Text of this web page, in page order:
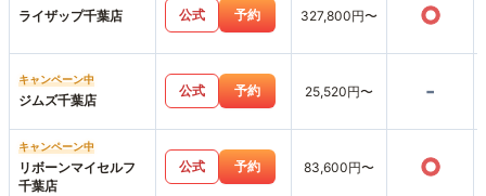
ライザップ千葉店 公式 予約 327,800円〜 ○
キャンペーン中
ジムズ千葉店
公式 予約 25,520円〜 -
キャンペーン中
リボーンマイセルフ
千葉店
公式 予約 83,600円〜 ○